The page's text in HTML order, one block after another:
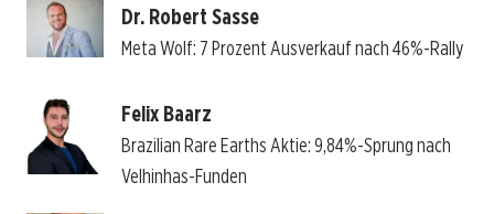
Dr. Robert Sasse
Meta Wolf: 7 Prozent Ausverkauf nach 46%-Rally
Felix Baarz
Brazilian Rare Earths Aktie: 9,84%-Sprung nach
Velhinhas-Funden